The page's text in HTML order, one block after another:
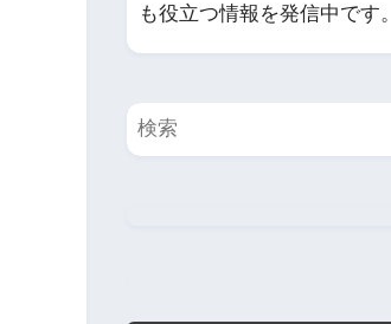
も役立つ情報を発信中です。